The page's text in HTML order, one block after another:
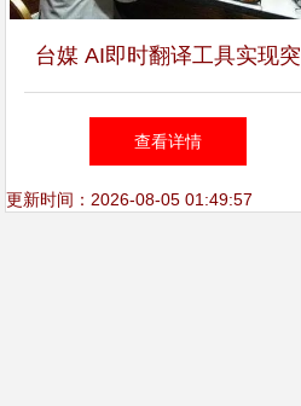
台媒 AI即时翻译工具实现突
破，向谷歌翻译发起挑战
查看详情
更新时间：2026-08-05 01:49:57